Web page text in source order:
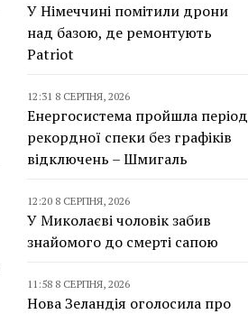
У Німеччині помітили дрони
над базою, де ремонтують
Patriot
12:31 8 СЕРПНЯ, 2026
Енергосистема пройшла період
рекордної спеки без графіків
відключень – Шмигаль
12:20 8 СЕРПНЯ, 2026
У Миколаєві чоловік забив
знайомого до смерті сапою
11:58 8 СЕРПНЯ, 2026
Нова Зеландія оголосила про